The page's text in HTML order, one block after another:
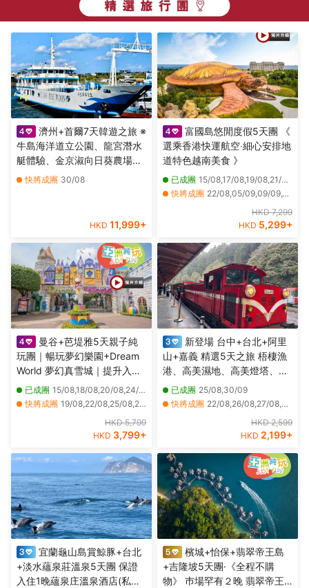
濟州+首爾7天韓遊之旅 ※
牛島海洋道立公園、龍宮潛水
艇體驗、金京淑向日葵農場、
Kidzania兒童職業主題樂園、
快將成團 30/08
HKD 11,999+
富國島悠閒度假5天團 《
選乘香港快運航空‧細心安排地
道特色越南美食 》
已成團 15/08,17/08,19/08,21/08,17/10
快將成團 22/08,05/09,09/09,12/09,16/09,19/09,23/09,26/09,07/10,10/10,14/10,21/10,24/10,28/10,31/10,06/11,13/11,20/11,27/11,11/12
HKD 7,299
HKD 5,299+
曼谷+芭堤雅5天親子純
玩團｜暢玩夢幻樂園+Dream
World 夢幻真雪城｜提升入住
2晚芭堤雅Centre Point Prime
Pattaya Deluxe Premier及暢
已成團 15/08,18/08,20/08,24/08
快將成團 19/08,22/08,25/08,26/08,27/08,28/08,29/08,30/08,31/08,01/09,02/09,04/09,05/09,06/09,07/09,08/09,09/09,10/09,11/09,12/09
25/10,27/10,29/10,01/11,03/11,05/11,08/11,10/11,12/11,15/11,17/11,19/11,22/11,24/11,26/11,29/11,01/12,03/12,06/12,08/12
HKD 5,799
HKD 3,799+
新登場 台中+台北+阿里
山+嘉義 精選5天之旅 梧棲漁
港、高美濕地、高美燈塔、阿
里山森林風景(重本安排小火車
)、苗栗百變影城、十分瀑布、
已成團 25/08,30/09
快將成團 22/08,26/08,27/08,29/08,01/09,02/09,03/09,05/09,08/09,09/09,10/09,12/09,15/09,16/09,17/09,19/09,22/09,24/09,28/09,29/09
23/08,24/08,28/08,30/08,31/08,04/09,06/09,07/09,11/09,13/09,14/09,18/09,20/09,21/09,23/09,25/09,26/09,27/09,01/10,02/10
HKD 2,599
HKD 2,199+
宜蘭龜山島賞鯨豚+台北
+淡水蘊泉莊溫泉5天團 保證
入住1晚蘊泉庄溫泉酒店(私人
檳城+怡保+翡翠帝王島
+吉隆坡5天團·《全程不購
物》 巿場罕有２晚 翡翠帝王